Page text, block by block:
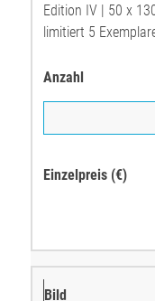
Edition IV | 50 x
limitiert 5